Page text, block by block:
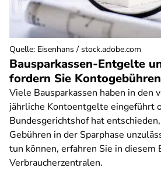
Bausparkassen-Entgelte
fordern Sie
Viele Bausparkassen haben in den
jährliche Kontoentgelte eingeführt
Bundesgerichtshof hat
Gebühren in der Sparphase
tun können, erfahren Sie in diesem
Verbraucherzentralen.
Quelle: Eisenhans / stock.adobe.com